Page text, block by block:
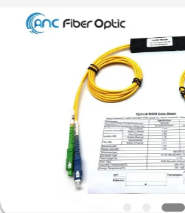
PRODUTOS
SOBRE